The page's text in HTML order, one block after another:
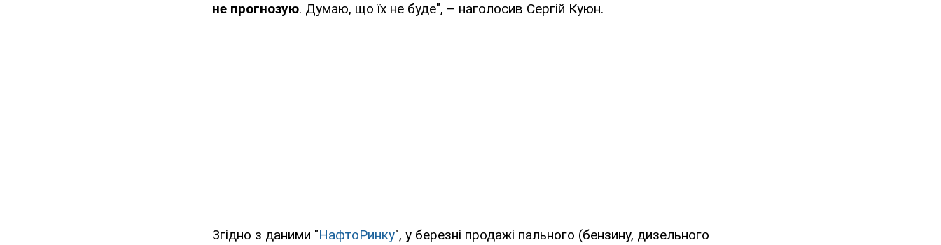
не прогнозую. Думаю, що їх не буде", – наголосив Сергій Куюн.
Згідно з даними "НафтоРинку", у березні продажі пального (бензину, дизельного